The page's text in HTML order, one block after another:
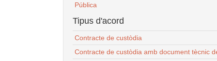
Pública
Tipus d'acord
Contracte de custòdia
Contracte de custòdia amb document tècnic